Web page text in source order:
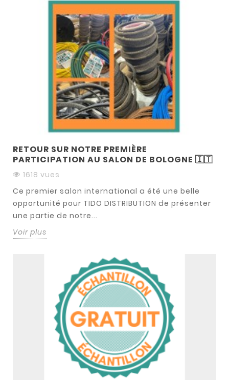
RETOUR SUR NOTRE PREMIÈRE
PARTICIPATION AU SALON DE BOLOGNE 🇮🇹
1618 vues
Ce premier salon international a été une belle
opportunité pour TIDO DISTRIBUTION de présenter
une partie de notre...
Voir plus